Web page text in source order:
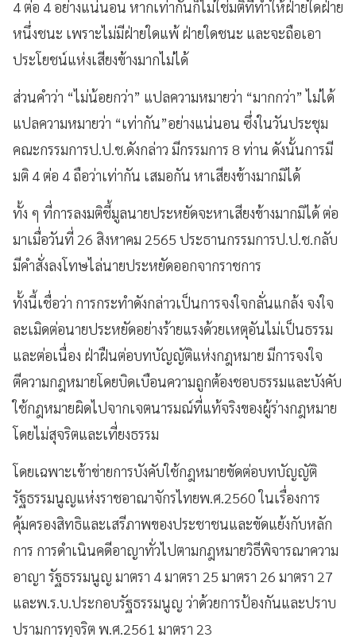
4 ต่อ 4 อย่างแน่นอน หากเท่ากันก็ไม่ใช่มติที่ทำให้ฝ่ายใดฝ่าย
หนึ่งชนะ เพราะไม่มีฝ่ายใดแพ้ ฝ่ายใดชนะ และจะถือเอา
ประโยชน์แห่งเสียงข้างมากไม่ได้
ส่วนคำว่า “ไม่น้อยกว่า” แปลความหมายว่า “มากกว่า” ไม่ได้
แปลความหมายว่า “เท่ากัน”อย่างแน่นอน ซึ่งในวันประชุม
คณะกรรมการป.ป.ช.ดังกล่าว มีกรรมการ 8 ท่าน ดังนั้นการมี
มติ 4 ต่อ 4 ถือว่าเท่ากัน เสมอกัน หาเสียงข้างมากมิได้
ทั้ง ๆ ที่การลงมติชี้มูลนายประหยัดจะหาเสียงข้างมากมิได้ ต่อ
มาเมื่อวันที่ 26 สิงหาคม 2565 ประธานกรรมการป.ป.ช.กลับ
มีคำสั่งลงโทษไล่นายประหยัดออกจากราชการ
ทั้งนี้เชื่อว่า การกระทำดังกล่าวเป็นการจงใจกลั่นแกล้ง จงใจ
ละเมิดต่อนายประหยัดอย่างร้ายแรงด้วยเหตุอันไม่เป็นธรรม
และต่อเนื่อง ฝ่าฝืนต่อบทบัญญัติแห่งกฎหมาย มีการจงใจ
ตีความกฎหมายโดยบิดเบือนความถูกต้องชอบธรรมและบังคับ
ใช้กฎหมายผิดไปจากเจตนารมณ์ที่แท้จริงของผู้ร่างกฎหมาย
โดยไม่สุจริตและเที่ยงธรรม
โดยเฉพาะเข้าข่ายการบังคับใช้กฎหมายขัดต่อบทบัญญัติ
รัฐธรรมนูญแห่งราชอาณาจักรไทยพ.ศ.2560 ในเรื่องการ
คุ้มครองสิทธิและเสรีภาพของประชาชนและขัดแย้งกับหลัก
การ การดำเนินคดีอาญาทั่วไปตามกฎหมายวิธีพิจารณาความ
อาญา รัฐธรรมนูญ มาตรา 4 มาตรา 25 มาตรา 26 มาตรา 27
และพ.ร.บ.ประกอบรัฐธรรมนูญ ว่าด้วยการป้องกันและปราบ
ปรามการทุจริต พ.ศ.2561 มาตรา 23